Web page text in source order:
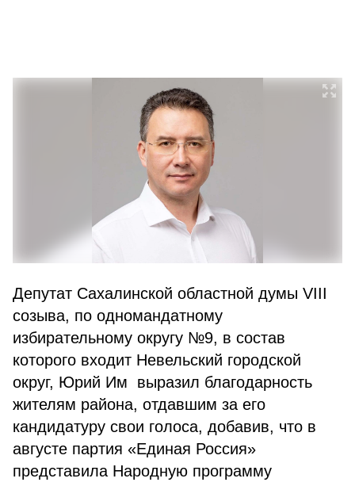
Депутат Сахалинской областной думы VIII
созыва, по одномандатному
избирательному округу №9, в состав
которого входит Невельский городской
округ, Юрий Им выразил благодарность
жителям района, отдавшим за его
кандидатуру свои голоса, добавив, что в
августе партия «Единая Россия»
представила Народную программу